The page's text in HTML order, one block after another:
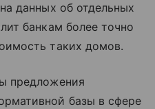
данных об отдельных
банкам более точно
таких домов.
предложения
базы в сфере